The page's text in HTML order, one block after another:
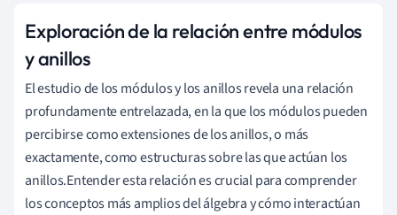
Exploración de la relación entre módulos
y anillos
El estudio de los módulos y los anillos revela una relación
profundamente entrelazada, en la que los módulos pueden
percibirse como extensiones de los anillos, o más
exactamente, como estructuras sobre las que actúan los
anillos.Entender esta relación es crucial para comprender
los conceptos más amplios del álgebra y cómo interactúan